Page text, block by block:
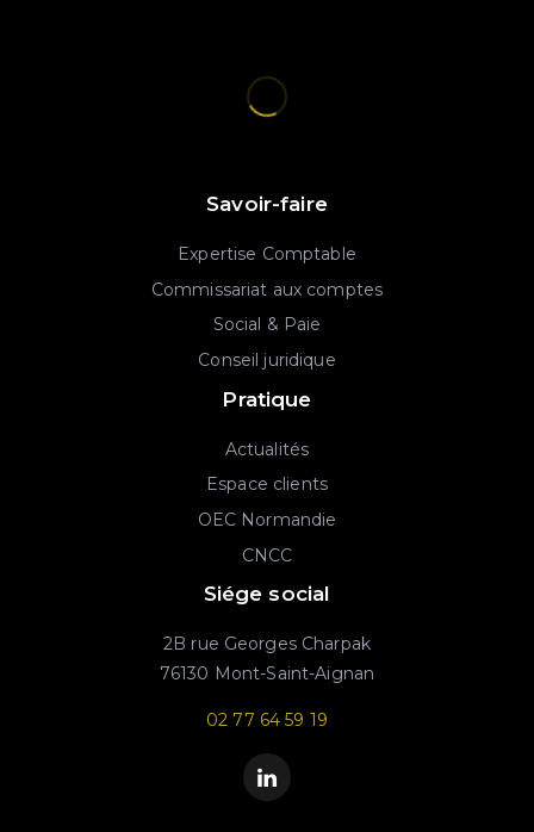
Savoir-faire
Expertise Comptable
Commissariat aux comptes
Social & Paie
Conseil juridique
Pratique
Actualités
Espace clients
OEC Normandie
CNCC
Siége social
2B rue Georges Charpak
76130 Mont-Saint-Aignan
02 77 64 59 19